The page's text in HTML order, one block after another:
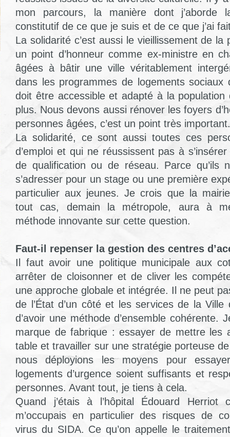
mon parcours, la manière dont j’aborde
constitutif de ce que je suis et de ce que j’ai
La solidarité c’est aussi le vieillissement de la
un point d’honneur comme ex-ministre en
âgées à bâtir une ville véritablement
dans les programmes de logements sociaux
doit être accessible et adapté à la population
plus. Nous devons aussi rénover les foyers
personnes âgées, c’est un point très important.
La solidarité, ce sont aussi toutes ces
d’emploi et qui ne réussissent pas à
de qualification ou de réseau. Parce qu’ils
s’adresser pour un stage ou une première
particulier aux jeunes. Je crois que la
tout cas, demain la métropole, aura à
méthode innovante sur cette question.
Faut-il repenser la gestion des centres
Il faut avoir une politique municipale aux
arrêter de cloisonner et de cliver les
une approche globale et intégrée. Il ne peut
de l’État d’un côté et les services de la Ville
d’avoir une méthode d’ensemble cohérente.
marque de fabrique : essayer de mettre les
table et travailler sur une stratégie porteuse
nous déployions les moyens pour
logements d’urgence soient suffisants et
personnes. Avant tout, je tiens à cela.
Quand j’étais à l’hôpital Édouard Herriot
m’occupais en particulier des risques de
virus du SIDA. Ce qu’on appelle le